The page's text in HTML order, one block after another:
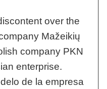
over the
Mažeikių
company PKN
enterprise.
de la empresa